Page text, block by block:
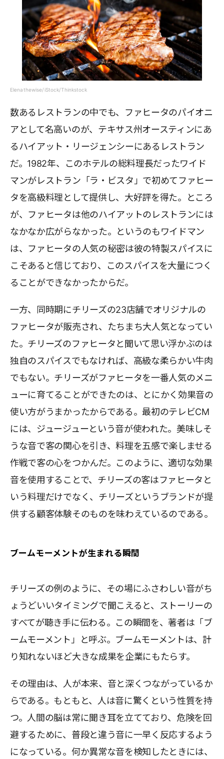
Elenathewise/iStock/Thinkstock
数あるレストランの中でも、ファヒータのパイオニ
アとして名高いのが、テキサス州オースティンにあ
るハイアット・リージェンシーにあるレストラン
だ。1982年、このホテルの総料理長だったワイド
マンがレストラン「ラ・ビスタ」で初めてファヒー
タを高級料理として提供し、大好評を得た。ところ
が、ファヒータは他のハイアットのレストランには
なかなか広がらなかった。というのもワイドマン
は、ファヒータの人気の秘密は彼の特製スパイスに
こそあると信じており、このスパイスを大量につく
ることができなかったからだ。
一方、同時期にチリーズの23店舗でオリジナルの
ファヒータが販売され、たちまち大人気となってい
た。チリーズのファヒータと聞いて思い浮かぶのは
独自のスパイスでもなければ、高級な柔らかい牛肉
でもない。チリーズがファヒータを一番人気のメニ
ューに育てることができたのは、とにかく効果音の
使い方がうまかったからである。最初のテレビCM
には、ジュージューという音が使われた。美味しそ
うな音で客の関心を引き、料理を五感で楽しませる
作戦で客の心をつかんだ。このように、適切な効果
音を使用することで、チリーズの客はファヒータと
いう料理だけでなく、チリーズというブランドが提
供する顧客体験そのものを味わえているのである。
ブームモーメントが生まれる瞬間
チリーズの例のように、その場にふさわしい音がち
ょうどいいタイミングで聞こえると、ストーリーの
すべてが聴き手に伝わる。この瞬間を、著者は「ブ
ームモーメント」と呼ぶ。ブームモーメントは、計
り知れないほど大きな成果を企業にもたらす。
その理由は、人が本来、音と深くつながっているか
らである。もともと、人は音に驚くという性質を持
つ。人間の脳は常に聞き耳を立てており、危険を回
避するために、普段と違う音に一早く反応するよう
になっている。何か異常な音を検知したときには、